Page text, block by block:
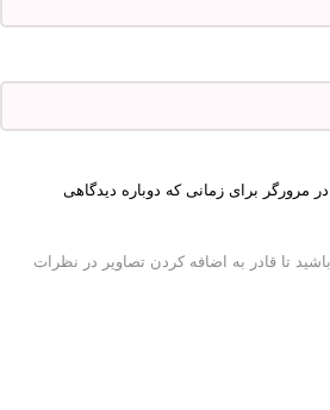
مرورگر برای زمانی که دوباره دیدگاهی
تا قادر به اضافه کردن تصاویر در نظرات